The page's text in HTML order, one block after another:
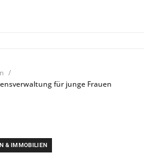
für junge Frauen
& IMMOBILIEN